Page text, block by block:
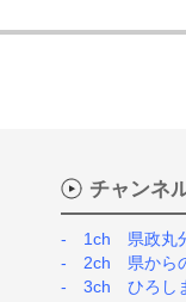
チャンネ
1ch 県政丸
2ch 県から
3ch ひろし